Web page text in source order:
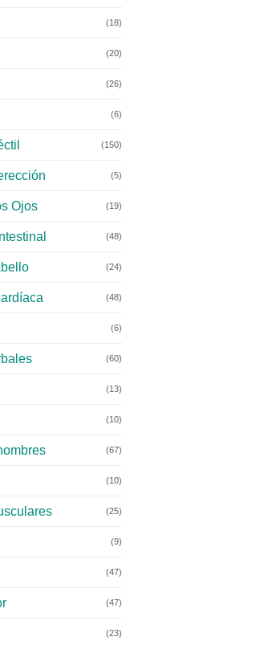
(18)
(20)
(26)
(6)
(150)
(5)
Ojos (19)
(48)
(24)
(48)
(6)
(60)
(13)
(10)
(67)
(10)
(25)
(9)
(47)
(47)
(23)